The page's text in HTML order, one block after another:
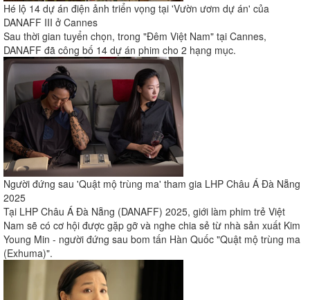
Hé lộ 14 dự án điện ảnh triển vọng tại 'Vườn ươm dự án' của
DANAFF III ở Cannes
Sau thời gian tuyển chọn, trong "Đêm Việt Nam" tại Cannes,
DANAFF đã công bố 14 dự án phim cho 2 hạng mục.
Người đứng sau 'Quật mộ trùng ma' tham gia LHP Châu Á Đà Nẵng
2025
Tại LHP Châu Á Đà Nẵng (DANAFF) 2025, giới làm phim trẻ Việt
Nam sẽ có cơ hội được gặp gỡ và nghe chia sẻ từ nhà sản xuất Kim
Young Min - người đứng sau bom tấn Hàn Quốc "Quật mộ trùng ma
(Exhuma)".